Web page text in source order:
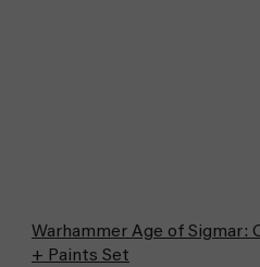
Warhammer Age of Sigmar:
+ Paints Set